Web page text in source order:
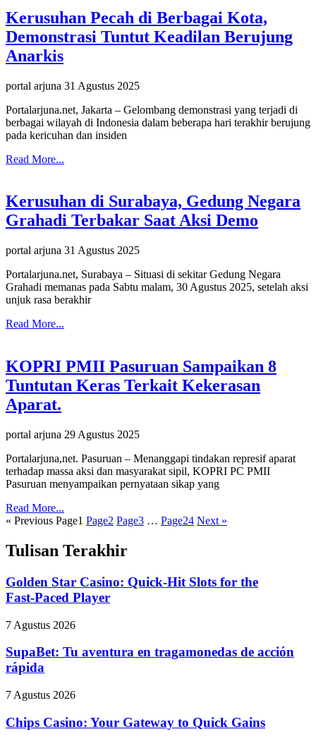
Kerusuhan Pecah di Berbagai Kota,
Demonstrasi Tuntut Keadilan Berujung
Anarkis
portal arjuna 31 Agustus 2025
Portalarjuna.net, Jakarta – Gelombang demonstrasi yang terjadi di
berbagai wilayah di Indonesia dalam beberapa hari terakhir berujung
pada kericuhan dan insiden
Read More...
Kerusuhan di Surabaya, Gedung Negara
Grahadi Terbakar Saat Aksi Demo
portal arjuna 31 Agustus 2025
Portalarjuna.net, Surabaya – Situasi di sekitar Gedung Negara
Grahadi memanas pada Sabtu malam, 30 Agustus 2025, setelah aksi
unjuk rasa berakhir
Read More...
KOPRI PMII Pasuruan Sampaikan 8
Tuntutan Keras Terkait Kekerasan
Aparat.
portal arjuna 29 Agustus 2025
Portalarjuna,net. Pasuruan – Menanggapi tindakan represif aparat
terhadap massa aksi dan masyarakat sipil, KOPRI PC PMII
Pasuruan menyampaikan pernyataan sikap yang
Read More...
« Previous Page1 Page2 Page3 … Page24 Next »
Tulisan Terakhir
Golden Star Casino: Quick‑Hit Slots for the
Fast‑Paced Player
7 Agustus 2026
SupaBet: Tu aventura en tragamonedas de acción
rápida
7 Agustus 2026
Chips Casino: Your Gateway to Quick Gains